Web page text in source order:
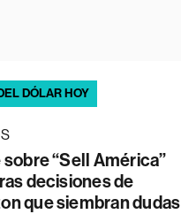
DÓLAR HOY
“Sell América”
decisiones de
que siembran dudas